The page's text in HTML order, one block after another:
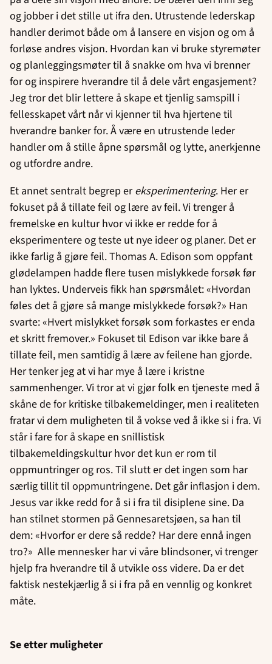
og jobber i det stille ut ifra den. Utrustende lederskap
handler derimot både om å lansere en visjon og om å
forløse andres visjon. Hvordan kan vi bruke styremøter
og planleggingsmøter til å snakke om hva vi brenner
for og inspirere hverandre til å dele vårt engasjement?
Jeg tror det blir lettere å skape et tjenlig samspill i
fellesskapet vårt når vi kjenner til hva hjertene til
hverandre banker for. Å være en utrustende leder
handler om å stille åpne spørsmål og lytte, anerkjenne
og utfordre andre.
Et annet sentralt begrep ereksperimentering. Her er
fokuset på å tillate feil og lære av feil. Vi trenger å
fremelske en kultur hvor vi ikke er redde for å
eksperimentere og teste ut nye ideer og planer. Det er
ikke farlig å gjøre feil. Thomas A. Edison som oppfant
glødelampen hadde flere tusen mislykkede forsøk før
han lyktes. Underveis fikk han spørsmålet: «Hvordan
føles det å gjøre så mange mislykkede forsøk?» Han
svarte: «Hvert mislykket forsøk som forkastes er enda
et skritt fremover.» Fokuset til Edison var ikke bare å
tillate feil, men samtidig å lære av feilene han gjorde.
Her tenker jeg at vi har mye å lære i kristne
sammenhenger. Vi tror at vi gjør folk en tjeneste med å
skåne de for kritiske tilbakemeldinger, men i realiteten
fratar vi dem muligheten til å vokse ved å ikke si i fra. Vi
står i fare for å skape en snillistisk
tilbakemeldingskultur hvor det kun er rom til
oppmuntringer og ros. Til slutt er det ingen som har
særlig tillit til oppmuntringene. Det går inflasjon i dem.
Jesus var ikke redd for å si i fra til disiplene sine. Da
han stilnet stormen på Gennesaretsjøen, sa han til
dem: «Hvorfor er dere så redde? Har dere ennå ingen
tro?» Alle mennesker har vi våre blindsoner, vi trenger
hjelp fra hverandre til å utvikle oss videre. Da er det
faktisk nestekjærlig å si i fra på en vennlig og konkret
måte.
Se etter muligheter